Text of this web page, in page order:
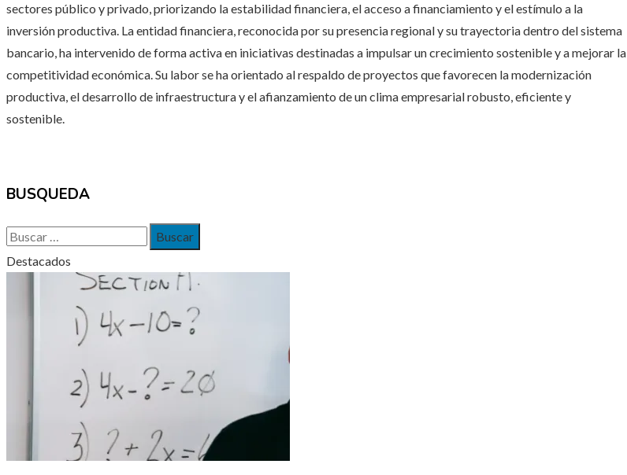
sectores público y privado, priorizando la estabilidad financiera, el acceso a financiamiento y el estímulo a la
inversión productiva. La entidad financiera, reconocida por su presencia regional y su trayectoria dentro del sistema
bancario, ha intervenido de forma activa en iniciativas destinadas a impulsar un crecimiento sostenible y a mejorar la
competitividad económica. Su labor se ha orientado al respaldo de proyectos que favorecen la modernización
productiva, el desarrollo de infraestructura y el afianzamiento de un clima empresarial robusto, eficiente y
sostenible.
BUSQUEDA
Buscar:
Destacados